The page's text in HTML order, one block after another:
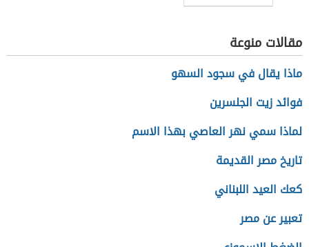
بعد الغسيل
مقالات منوعة
ماذا يقال في سجود السهو
فوائد زيت الجلسرين
لماذا سمي نهر العاصي بهذا الاسم
تاريخ مصر القديمة
كعك العيد اللبناني
تعبير عن مصر